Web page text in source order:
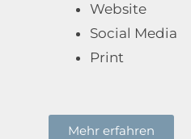
Website
Social Media
Print
Mehr erfahren